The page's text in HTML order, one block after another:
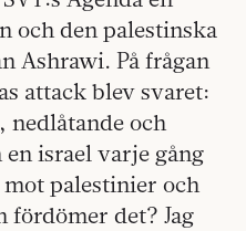
och den palestinska
Ashrawi. På frågan
attack blev svaret:
nedlåtande och
israel varje gång
palestinier och
fördömer det? Jag